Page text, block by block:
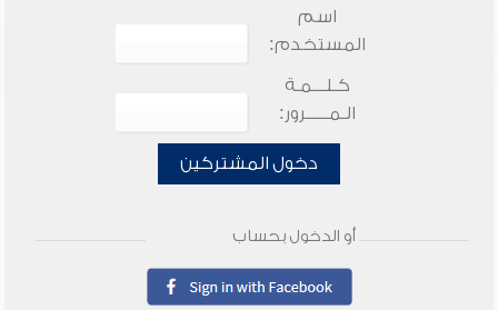
اسم
المستخدم:
كـلـــمـة
الـمـــــرور:
دخول المشتركين
أو الدخول بحساب